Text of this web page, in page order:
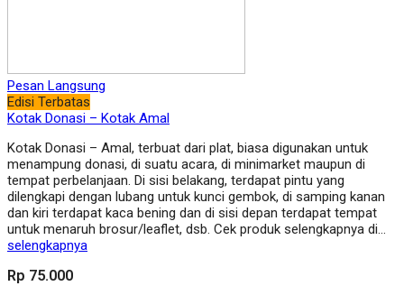
Pesan Langsung
Edisi Terbatas
Kotak Donasi – Kotak Amal
Kotak Donasi – Amal, terbuat dari plat, biasa digunakan untuk
menampung donasi, di suatu acara, di minimarket maupun di
tempat perbelanjaan. Di sisi belakang, terdapat pintu yang
dilengkapi dengan lubang untuk kunci gembok, di samping kanan
dan kiri terdapat kaca bening dan di sisi depan terdapat tempat
untuk menaruh brosur/leaflet, dsb. Cek produk selengkapnya di…
selengkapnya
Rp 75.000